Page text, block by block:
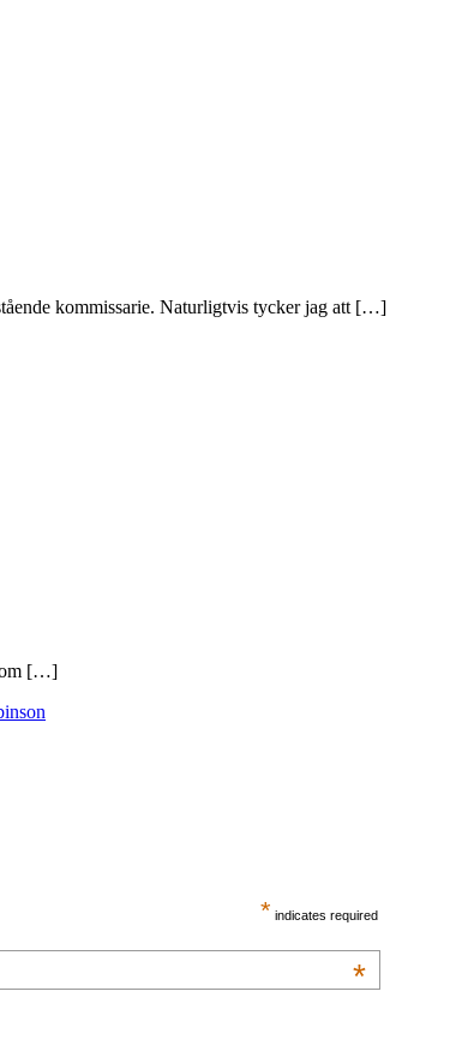
kommissarie. Naturligtvis tycker jag att […]
[…]
* indicates required
*